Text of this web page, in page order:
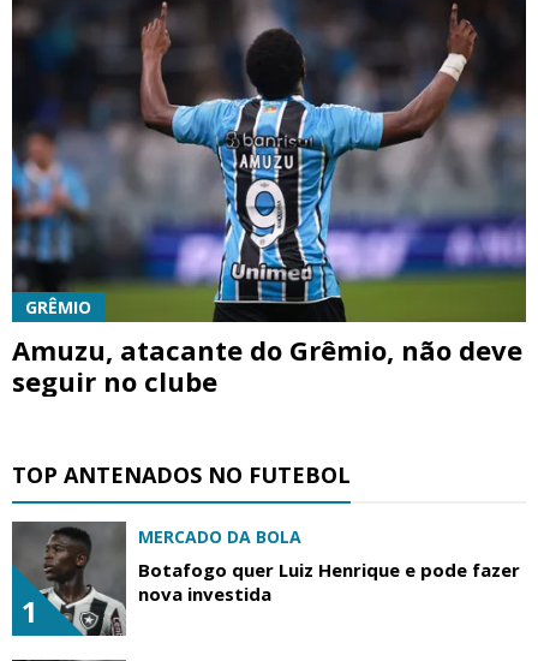
GRÊMIO
Amuzu, atacante do Grêmio, não deve
seguir no clube
TOP ANTENADOS NO FUTEBOL
1
MERCADO DA BOLA
Botafogo quer Luiz Henrique e pode fazer
nova investida